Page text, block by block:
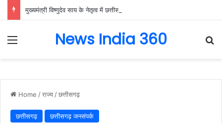
Menu News India 360
Home /राज्य /छत्तीसगढ़
छत्तीसगढ़ छत्तीसगढ़ जनसंपर्क